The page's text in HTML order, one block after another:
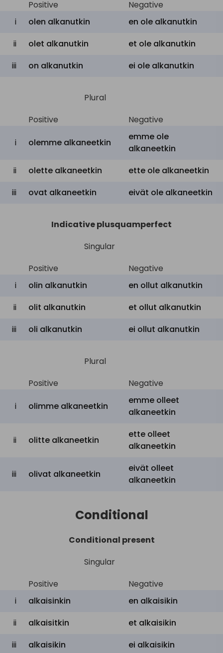
Positive
Negative
i
olen alkanutkin
en ole alkanutkin
ii
olet alkanutkin
et ole alkanutkin
iii
on alkanutkin ei ole alkanutkin
Plural
Positive
Negative
i
olemme alkaneetkin
emme ole
alkaneetkin
ii
olette alkaneetkin
ette ole alkaneetkin
iii
ovat alkaneetkin eivät ole alkaneetkin
Indicative plusquamperfect
Singular
Positive
Negative
i
olin alkanutkin
en ollut alkanutkin
ii
olit alkanutkin
et ollut alkanutkin
iii
oli alkanutkin ei ollut alkanutkin
Plural
Positive
Negative
i
olimme alkaneetkin
emme olleet
alkaneetkin
ii olitte alkaneetkin
ette olleet
alkaneetkin
iii olivat alkaneetkin
eivät olleet
alkaneetkin
Conditional
Conditional present
Singular
Positive
Negative
i
alkaisinkin en alkaisikin
ii
alkaisitkin et alkaisikin
iii
alkaisikin ei alkaisikin